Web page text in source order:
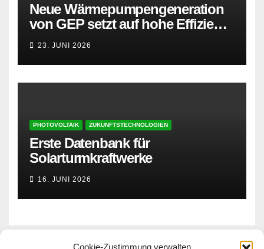
Cookie-Zustimmung verwalten
Neue Wärmepumpengeneration
von GEP setzt auf hohe Effizienz
und besonders leisen Betrieb
23. JUNI 2026
PHOTOVOLTAIK ZUKUNFTSTECHNOLOGIEN
Erste Datenbank für
Solarturmkraftwerke
16. JUNI 2026